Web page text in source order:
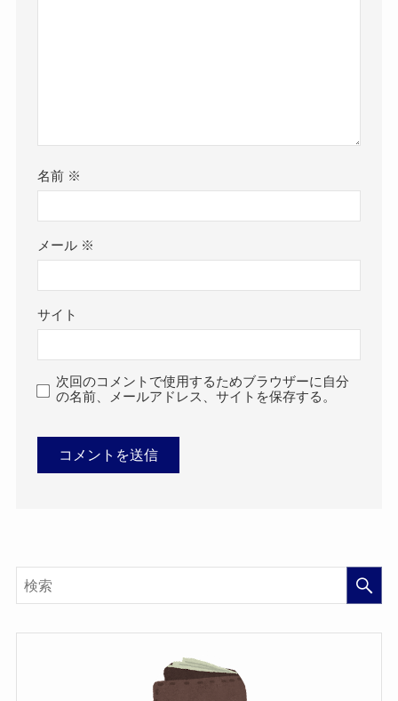
名前 ※
メール ※
サイト
次回のコメントで使用するためブラウザーに自分
の名前、メールアドレス、サイトを保存する。